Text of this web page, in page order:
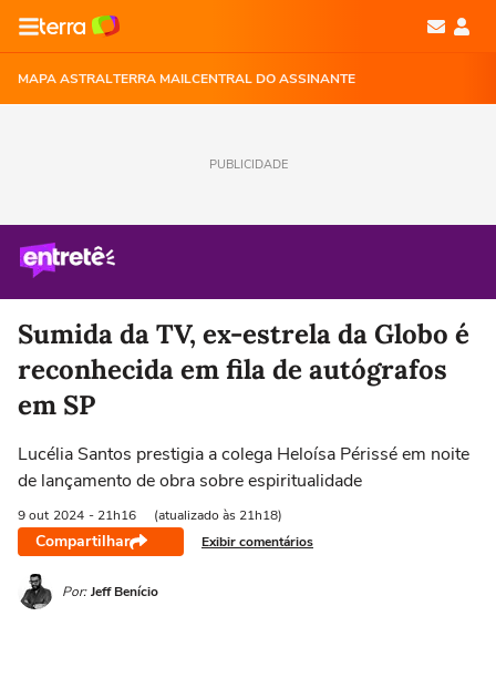
MAPA ASTRALTERRA MAILCENTRAL DO ASSINANTE
PUBLICIDADE
Sumida da TV, ex-estrela da Globo é
reconhecida em fila de autógrafos
em SP
Lucélia Santos prestigia a colega Heloísa Périssé em noite
de lançamento de obra sobre espiritualidade
9 out 2024 - 21h16 (atualizado às 21h18)
Compartilhar Exibir comentários
Por: Jeff Benício